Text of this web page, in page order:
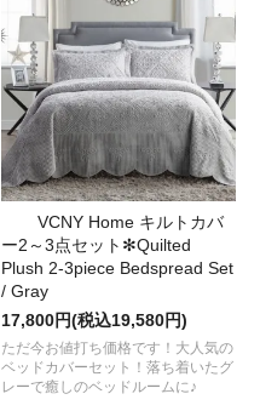
VCNY Home キルトカバ
ー2～3点セット✻Quilted
Plush 2-3piece Bedspread Set
/ Gray
17,800円(税込19,580円)
ただ今お値打ち価格です！大人気の
ベッドカバーセット！落ち着いたグ
レーで癒しのベッドルームに♪